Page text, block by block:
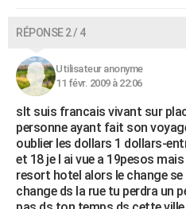
RÉPONSE 2 / 4
Utilisateur anonyme
11 févr. 2009 à 22:06
slt suis francais vivant sur
personne ayant fait son
oublier les dollars 1 dollars-
et 18 je l ai vue a 19pesos
resort hotel alors le change
change ds la rue tu perdra un